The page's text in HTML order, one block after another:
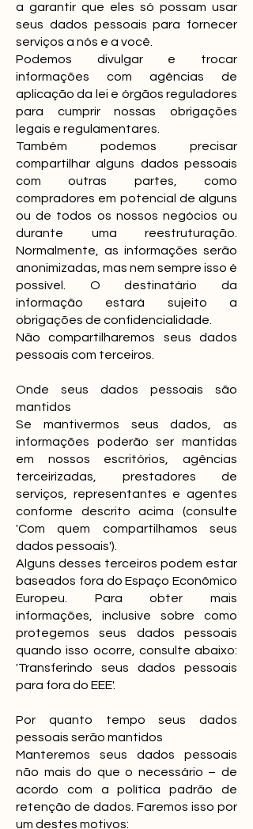
a garantir que eles só possam usar
seus dados pessoais para fornecer
serviços a nós e a você.
Podemos divulgar e trocar
informações com agências de
aplicação da lei e órgãos reguladores
para cumprir nossas obrigações
legais e regulamentares.
Também podemos precisar
compartilhar alguns dados pessoais
com outras partes, como
compradores em potencial de alguns
ou de todos os nossos negócios ou
durante uma reestruturação.
Normalmente, as informações serão
anonimizadas, mas nem sempre isso é
possível. O destinatário da
informação estará sujeito a
obrigações de confidencialidade.
Não compartilharemos seus dados
pessoais com terceiros.
Onde seus dados pessoais são
mantidos
Se mantivermos seus dados, as
informações poderão ser mantidas
em nossos escritórios, agências
terceirizadas, prestadores de
serviços, representantes e agentes
conforme descrito acima (consulte
'Com quem compartilhamos seus
dados pessoais').
Alguns desses terceiros podem estar
baseados fora do Espaço Econômico
Europeu. Para obter mais
informações, inclusive sobre como
protegemos seus dados pessoais
quando isso ocorre, consulte abaixo:
'Transferindo seus dados pessoais
para fora do EEE'.
Por quanto tempo seus dados
pessoais serão mantidos
Manteremos seus dados pessoais
não mais do que o necessário – de
acordo com a política padrão de
retenção de dados. Faremos isso por
um destes motivos: